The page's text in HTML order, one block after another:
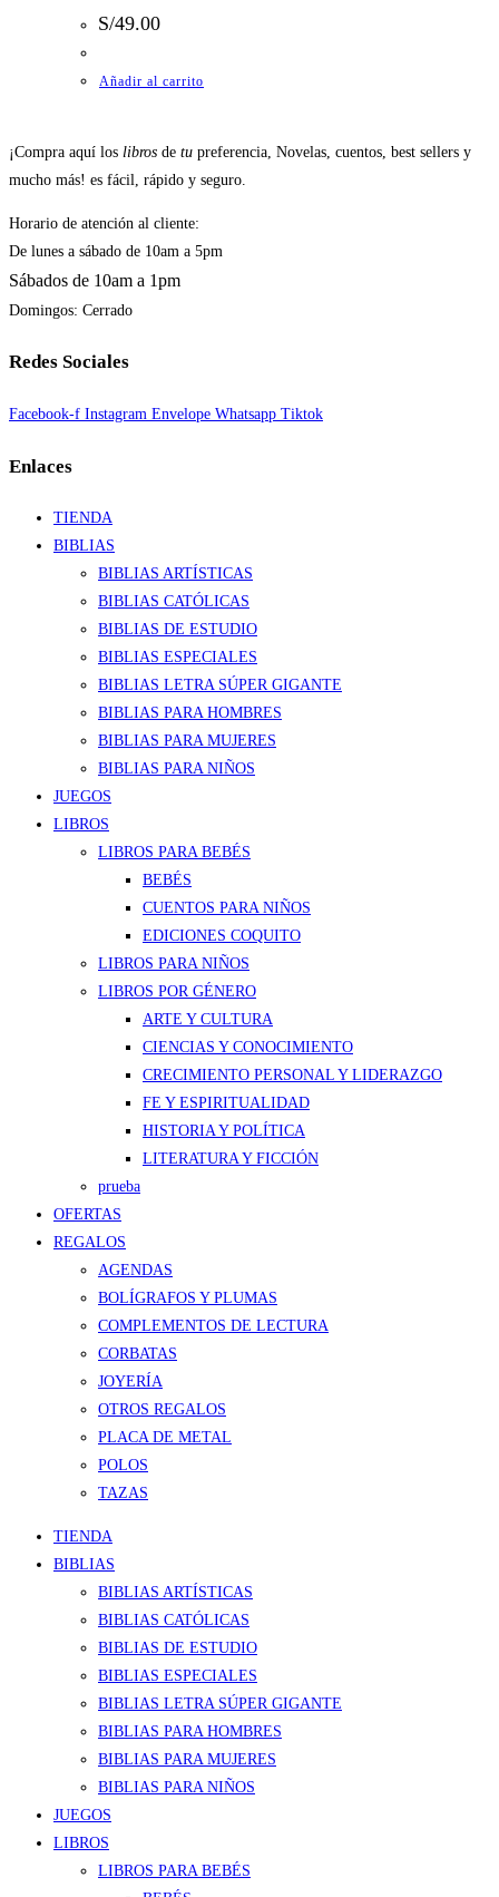
S/49.00
Añadir al carrito
¡Compra aquí los libros de tu preferencia, Novelas, cuentos, best sellers y
mucho más! es fácil, rápido y seguro.
Horario de atención al cliente:
De lunes a sábado de 10am a 5pm
Sábados de 10am a 1pm
Domingos: Cerrado
Redes Sociales
Facebook-f Instagram Envelope Whatsapp Tiktok
Enlaces
TIENDA
BIBLIAS
BIBLIAS ARTÍSTICAS
BIBLIAS CATÓLICAS
BIBLIAS DE ESTUDIO
BIBLIAS ESPECIALES
BIBLIAS LETRA SÚPER GIGANTE
BIBLIAS PARA HOMBRES
BIBLIAS PARA MUJERES
BIBLIAS PARA NIÑOS
JUEGOS
LIBROS
LIBROS PARA BEBÉS
BEBÉS
CUENTOS PARA NIÑOS
EDICIONES COQUITO
LIBROS PARA NIÑOS
LIBROS POR GÉNERO
ARTE Y CULTURA
CIENCIAS Y CONOCIMIENTO
CRECIMIENTO PERSONAL Y LIDERAZGO
FE Y ESPIRITUALIDAD
HISTORIA Y POLÍTICA
LITERATURA Y FICCIÓN
prueba
OFERTAS
REGALOS
AGENDAS
BOLÍGRAFOS Y PLUMAS
COMPLEMENTOS DE LECTURA
CORBATAS
JOYERÍA
OTROS REGALOS
PLACA DE METAL
POLOS
TAZAS
TIENDA
BIBLIAS
BIBLIAS ARTÍSTICAS
BIBLIAS CATÓLICAS
BIBLIAS DE ESTUDIO
BIBLIAS ESPECIALES
BIBLIAS LETRA SÚPER GIGANTE
BIBLIAS PARA HOMBRES
BIBLIAS PARA MUJERES
BIBLIAS PARA NIÑOS
JUEGOS
LIBROS
LIBROS PARA BEBÉS